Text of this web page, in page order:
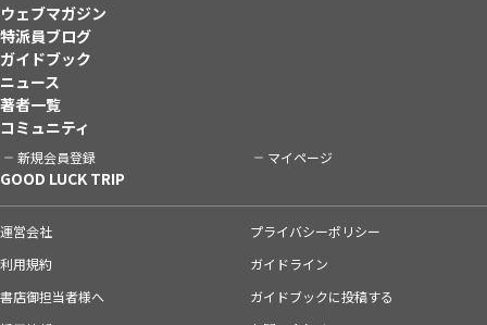
ウェブマガジン
特派員ブログ
ガイドブック
ニュース
著者一覧
コミュニティ
新規会員登録 マイページ
GOOD LUCK TRIP
運営会社
プライバシーポリシー
利用規約
ガイドライン
書店御担当者様へ
ガイドブックに投稿する